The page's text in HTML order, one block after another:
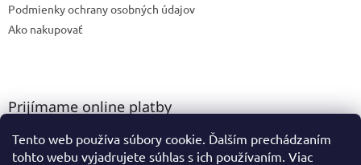
Tento web používa súbory cookie. Ďalším prechádzaním
tohto webu vyjadrujete súhlas s ich používaním. Viac
Podmienky ochrany osobných údajov
Ako nakupovať
Prijímame online platby